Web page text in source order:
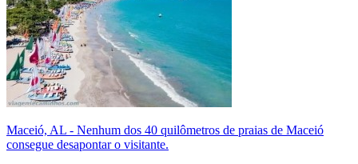
Maceió, AL - Nenhum dos 40 quilômetros de praias de Maceió
consegue desapontar o visitante.